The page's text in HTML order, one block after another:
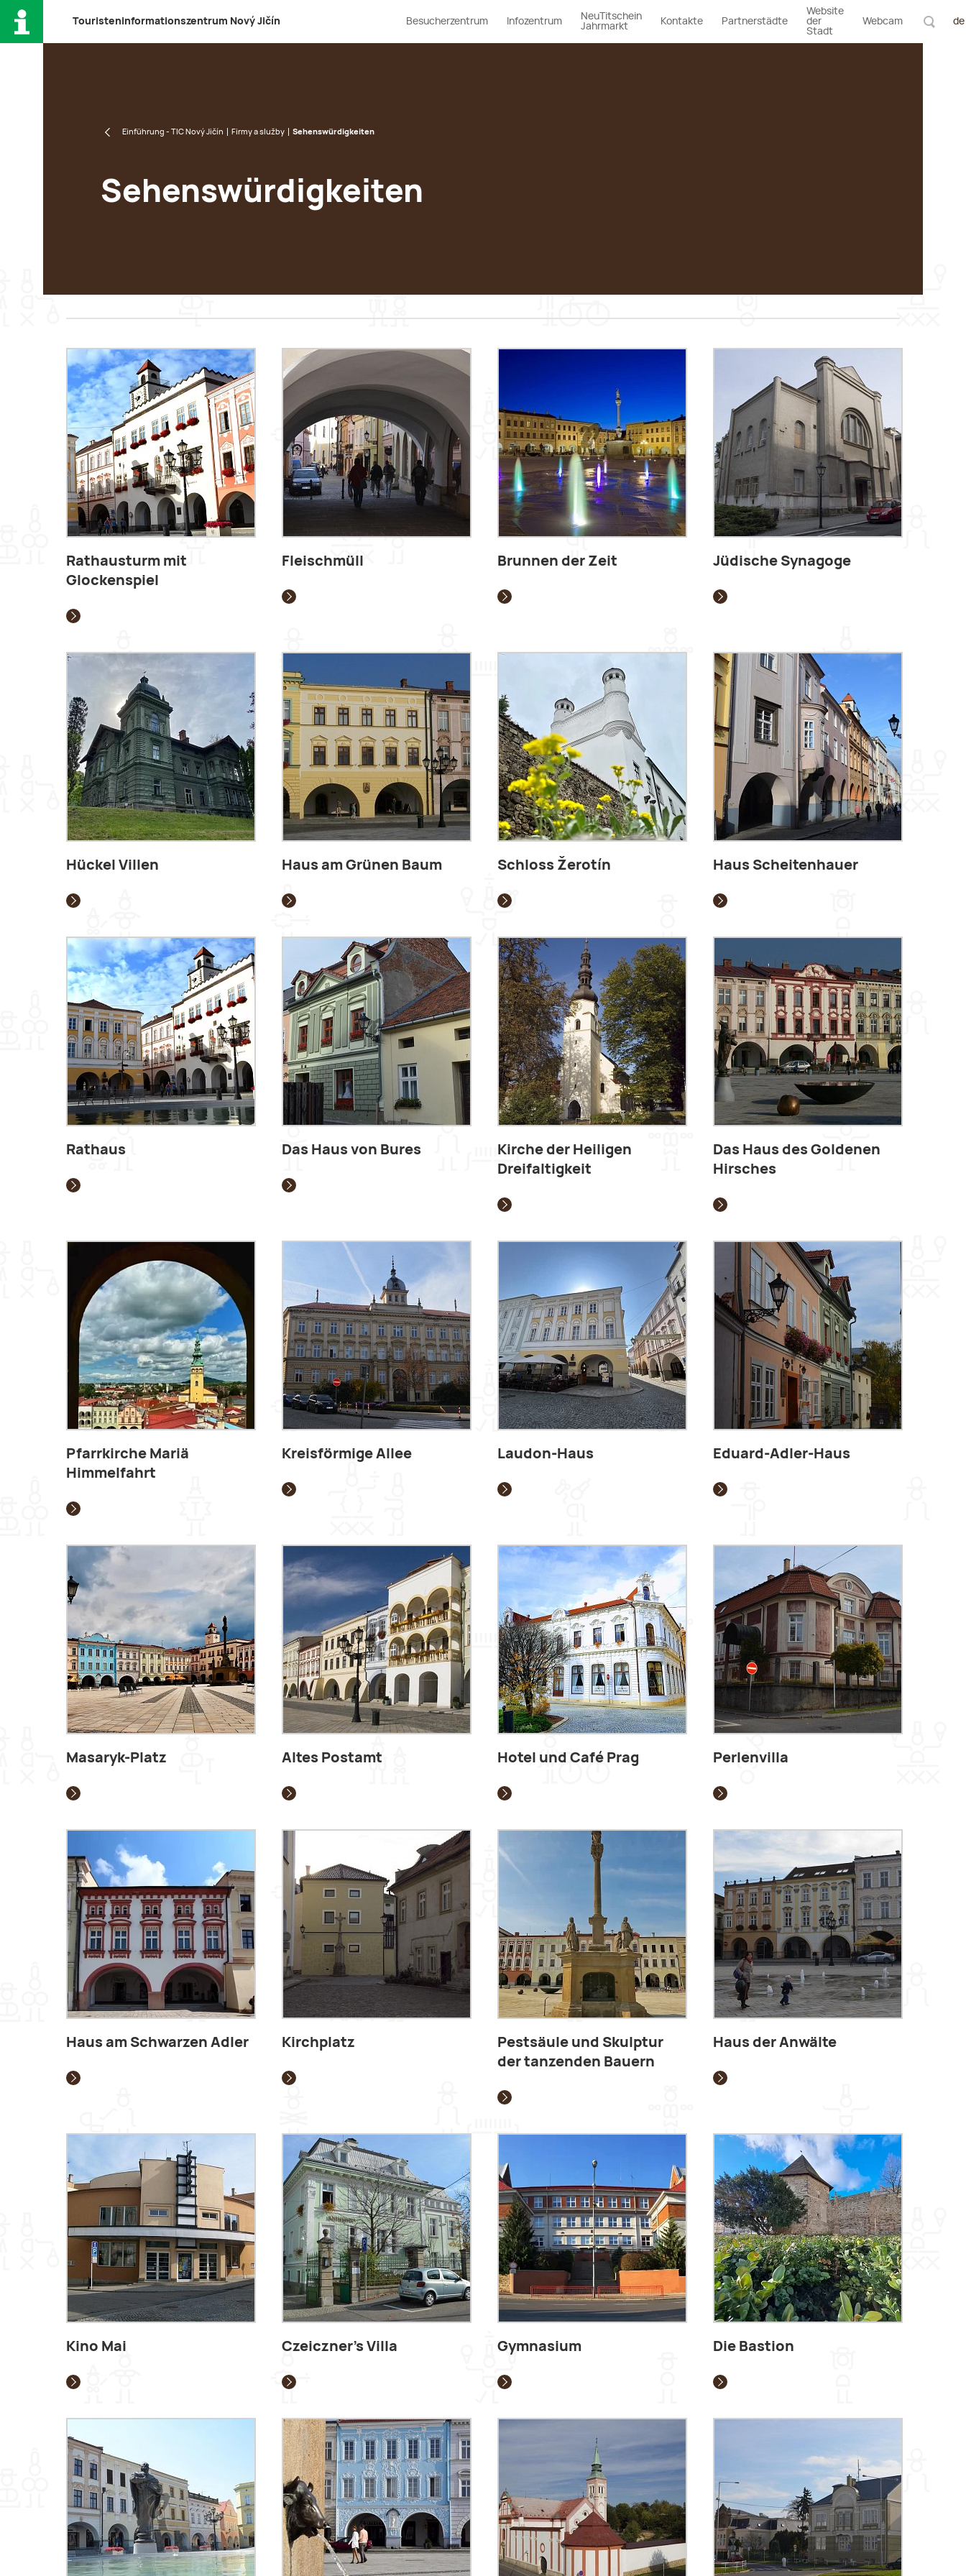
Touristeninformationszentrum Nový Jičín Besucherzentrum Infozentrum
NeuTitschein
Jahrmarkt
Kontakte Partnerstädte
Website
der
Stadt
Webcam de
Einführung - TIC Nový Jičín Firmy a služby Sehenswürdigkeiten
Sehenswürdigkeiten
Rathausturm mit
Glockenspiel
Fleischmüll Brunnen der Zeit Jüdische Synagoge
Hückel Villen Haus am Grünen Baum Schloss Žerotín Haus Scheitenhauer
Rathaus Das Haus von Bures
Kirche der Heiligen
Dreifaltigkeit
Das Haus des Goldenen
Hirsches
Pfarrkirche Mariä
Himmelfahrt
Kreisförmige Allee Laudon-Haus Eduard-Adler-Haus
Masaryk-Platz Altes Postamt Hotel und Café Prag Perlenvilla
Haus am Schwarzen Adler Kirchplatz
Pestsäule und Skulptur
der tanzenden Bauern
Haus der Anwälte
Kino Mai Czeiczner's Villa Gymnasium Die Bastion